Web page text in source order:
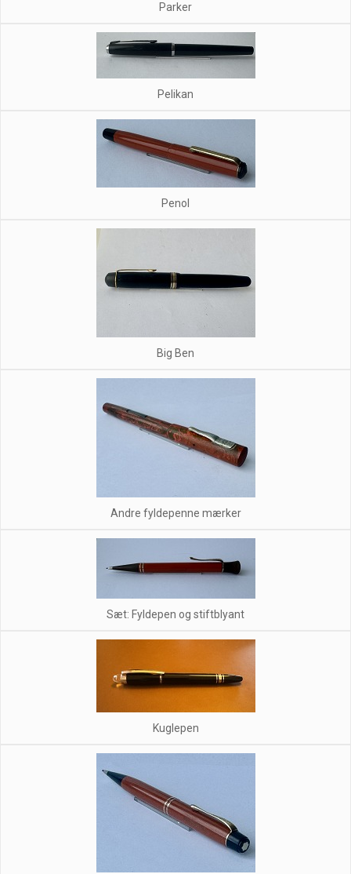
Parker
Pelikan
Penol
Big Ben
Andre fyldepenne mærker
Sæt: Fyldepen og stiftblyant
Kuglepen